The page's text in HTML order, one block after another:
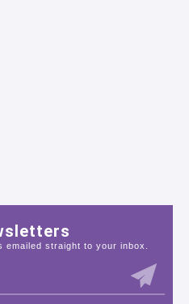
straight to your inbox.